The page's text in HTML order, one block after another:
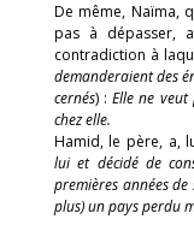
De même, Naïma,
pas à dépasser,
contradiction à
demanderaient des
cernés) :Elle ne
chez elle.
Hamid, le père, a,
lui et décidé de
premières années de
plus) un pays perdu